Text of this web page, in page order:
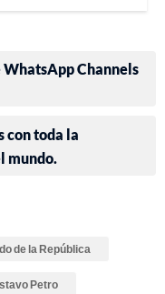
WhatsApp Channels
con toda la
mundo.
de la República
Petro